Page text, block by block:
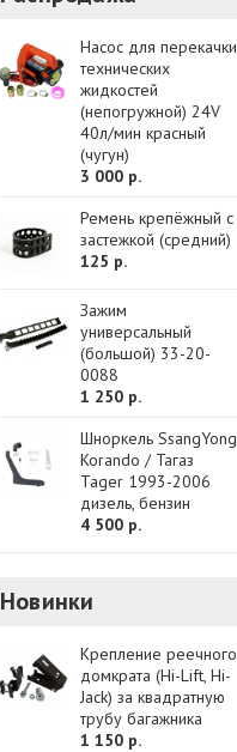
Насос для перекачки
технических
жидкостей
(непогружной) 24V
40л/мин красный
(чугун)
3 000 р.
Ремень крепёжный с
застежкой (средний)
125 р.
Зажим
универсальный
(большой) 33-20-
0088
1 250 р.
Шноркель SsangYong
Korando / Тагаз
Tager 1993-2006
дизель, бензин
4 500 р.
Новинки
Крепление реечного
домкрата (Hi-Lift, Hi-
Jack) за квадратную
трубу багажника
1 150 р.